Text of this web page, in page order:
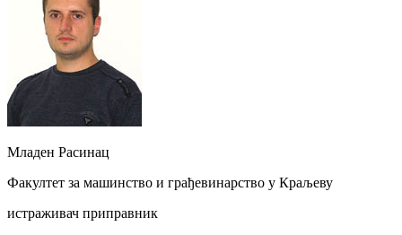
Младен Расинац
Факултет за машинство и грађевинарство у Краљеву
истраживач приправник